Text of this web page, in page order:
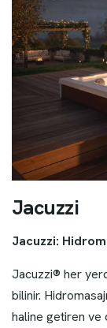
Jacuzzi
Jacuzzi:
Jacuzzi® her
bilinir.
haline getiren ve